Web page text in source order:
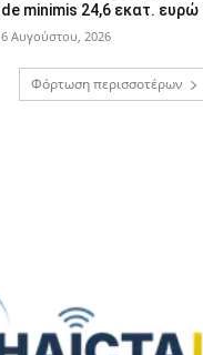
de minimis 24,6 εκατ. ευρώ
6 Αυγούστου, 2026
Φόρτωση περισσοτέρων